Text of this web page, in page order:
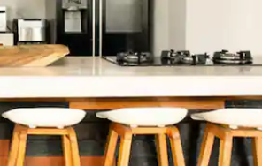
hacia arriba y hacia abajo o explora